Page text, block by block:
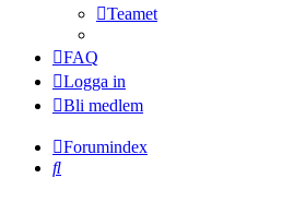
Teamet
FAQ
Logga in
Bli medlem
Forumindex
Sök